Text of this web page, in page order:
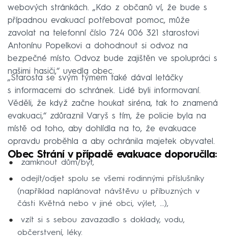
webových stránkách. „Kdo z občanů ví, že bude s
případnou evakuací potřebovat pomoc, může
zavolat na telefonní číslo 724 006 321 starostovi
Antonínu Popelkovi a dohodnout si odvoz na
bezpečné místo. Odvoz bude zajištěn ve spolupráci s
našimi hasiči,“ uvedla obec.
„Starosta se svým týmem také dával letáčky
s informacemi do schránek. Lidé byli informovaní.
Věděli, že když začne houkat siréna, tak to znamená
evakuaci,“ zdůraznil Varyš s tím, že policie byla na
místě od toho, aby dohlídla na to, že evakuace
opravdu proběhla a aby ochránila majetek obyvatel.
Obec Strání v případě evakuace doporučila:
zamknout dům/byt,
odejít/odjet spolu se všemi rodinnými příslušníky
(například naplánovat návštěvu u příbuzných v
části Květná nebo v jiné obci, výlet, …),
vzít si s sebou zavazadlo s doklady, vodu,
občerstvení, léky.